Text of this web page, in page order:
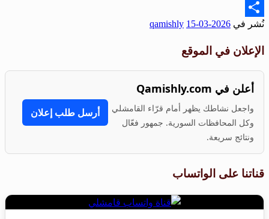
Email
Share
نُشر في 2026-03-15
qamishly
الإعلان في الموقع
أعلن في Qamishly.com
واجعل نشاطك يظهر أمام قرّاء القامشلي
وكل المحافظات السورية. جمهور فعّال
ونتائج سريعة.
أرسل طلب إعلان
قناتنا على الواتساب